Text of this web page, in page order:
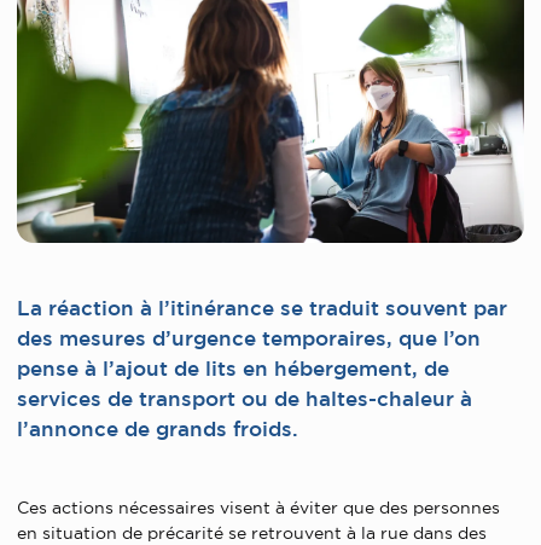
La réaction à l’itinérance se traduit souvent par
des mesures d’urgence temporaires, que l’on
pense à l’ajout de lits en hébergement, de
services de transport ou de haltes-chaleur à
l’annonce de grands froids.
Ces actions nécessaires visent à éviter que des personnes
en situation de précarité se retrouvent à la rue dans des